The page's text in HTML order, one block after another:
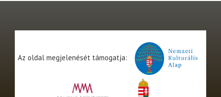
Az oldal megjelenését támogatja: